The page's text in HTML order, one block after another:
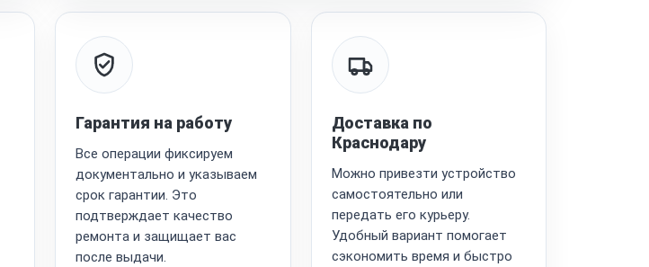
Гарантия на работу
Все операции фиксируем
документально и указываем
срок гарантии. Это
подтверждает качество
ремонта и защищает вас
после выдачи.
Доставка по
Краснодару
Можно привезти устройство
самостоятельно или
передать его курьеру.
Удобный вариант помогает
сэкономить время и быстро